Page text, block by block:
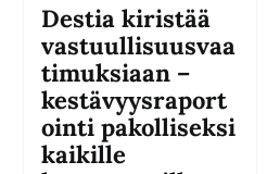
Destia kiristää
vastuullisuusvaa
timuksiaan –
kestävyysraport
ointi pakolliseksi
kaikille